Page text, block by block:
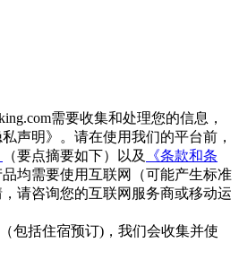
需要收集和处理您的信息，
声明》。请在使用我们的平台前，
（要点摘要如下）以及
《条款和条
均需要使用互联网（可能产生标准
请咨询您的互联网服务商或移动运
包括住宿预订)，我们会收集并使